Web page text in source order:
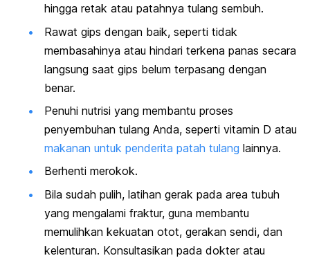
hingga retak atau patahnya tulang sembuh.
Rawat gips dengan baik, seperti tidak
membasahinya atau hindari terkena panas secara
langsung saat gips belum terpasang dengan
benar.
Penuhi nutrisi yang membantu proses
penyembuhan tulang Anda, seperti vitamin D atau
makanan untuk penderita patah tulang lainnya.
Berhenti merokok.
Bila sudah pulih, latihan gerak pada area tubuh
yang mengalami fraktur, guna membantu
memulihkan kekuatan otot, gerakan sendi, dan
kelenturan. Konsultasikan pada dokter atau